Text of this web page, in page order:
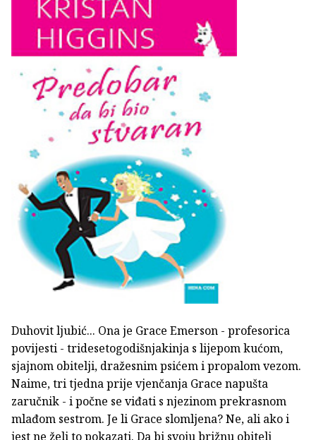
Duhovit ljubić... Ona je Grace Emerson - profesorica
povijesti - tridesetogodišnjakinja s lijepom kućom,
sjajnom obitelji, dražesnim psićem i propalom vezom.
Naime, tri tjedna prije vjenčanja Grace napušta
zaručnik - i počne se viđati s njezinom prekrasnom
mlađom sestrom. Je li Grace slomljena? Ne, ali ako i
jest ne želi to pokazati. Da bi svoju brižnu obitelj